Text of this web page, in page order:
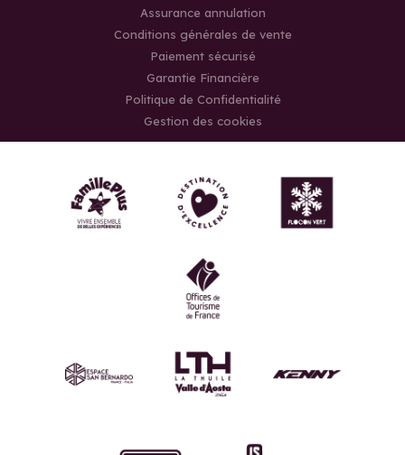
Assurance annulation
Conditions générales de vente
Paiement sécurisé
Garantie Financière
Politique de Confidentialité
Gestion des cookies